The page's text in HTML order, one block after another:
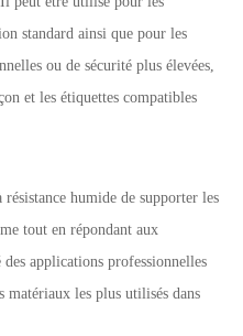
standard ainsi que pour les
ou de sécurité plus élevées,
et les étiquettes compatibles
humide de supporter les
tout en répondant aux
applications professionnelles
les plus utilisés dans